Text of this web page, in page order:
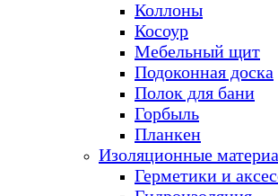
Коллоны
Косоур
Мебельный щит
Подоконная доска
Полок для бани
Горбыль
Планкен
Изоляционные
Герметики и